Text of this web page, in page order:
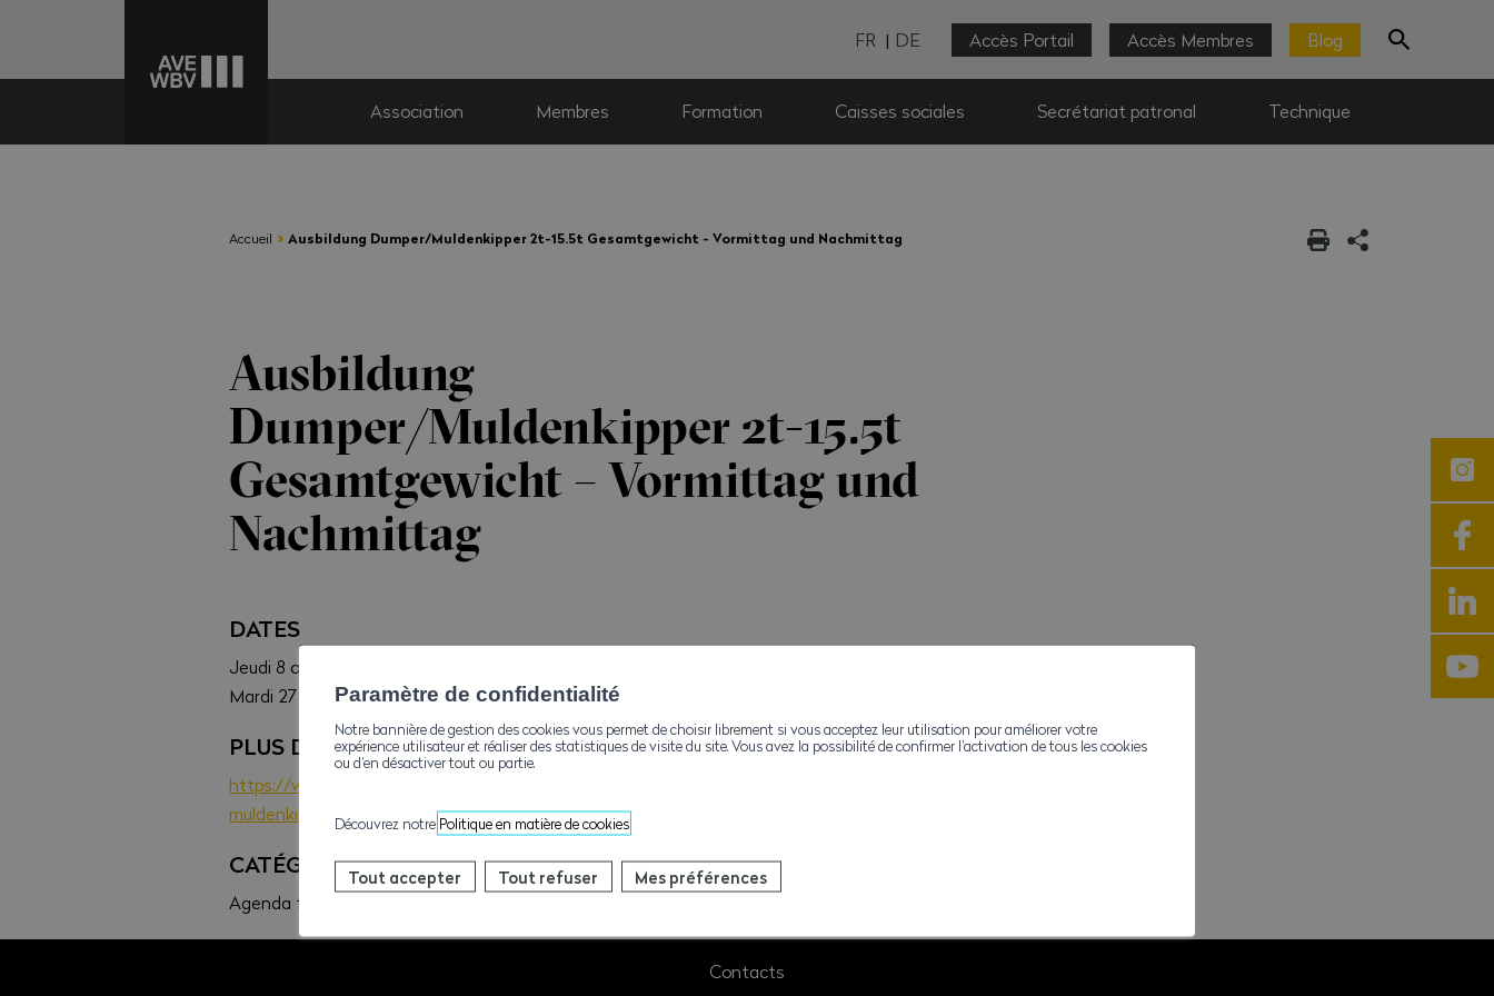
FR DE Accès Portail Accès Membres Blog
Association Membres Formation Caisses sociales Secrétariat patronal Technique
Accueil › Ausbildung Dumper/Muldenkipper 2t-15.5t Gesamtgewicht - Vormittag und Nachmittag
Ausbildung
Dumper/Muldenkipper 2t-15.5t
Gesamtgewicht – Vormittag und
Nachmittag
DATES
Jeudi 8 octobre 2026
Mardi 27 octobre 2026
PLUS D'INFOS
https://www.ave-wbv.ch/de/bildung/ausbildung-arbeitssicherheit/ausbildung-dumper-
muldenkipper-2t-%e2%89%a5-15-5-t-gesamtgewicht-18493/
CATÉGORIE
Agenda formations, Sécurité
Contacts
Paramètre de confidentialité
Notre bannière de gestion des cookies vous permet de choisir librement si vous acceptez leur utilisation pour améliorer votre
expérience utilisateur et réaliser des statistiques de visite du site. Vous avez la possibilité de confirmer l’activation de tous les cookies
ou d’en désactiver tout ou partie.
Découvrez notre Politique en matière de cookies
Tout accepter Tout refuser Mes préférences